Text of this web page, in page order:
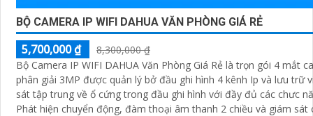
BỘ CAMERA IP WIFI DAHUA VĂN PHÒNG GIÁ RẺ
5,700,000 ₫
8,300,000 ₫
Bộ Camera IP WIFI DAHUA Văn Phòng Giá Rẻ là trọn gói 4 mắt
phân giải 3MP được quản lý bở đầu ghi hình 4 kênh Ip và lưu trữ
sát tập trung về ổ cứng trong đầu ghi hình với đầy đủ các chưc
Phát hiện chuyển động, đàm thoại âm thanh 2 chiều và giám sát